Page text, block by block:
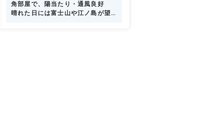
角部屋で、陽当たり・通風良好
晴れた日には富士山や江ノ島が望